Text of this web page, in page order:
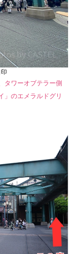
タワーオブテラー側
」のエメラルドグリ